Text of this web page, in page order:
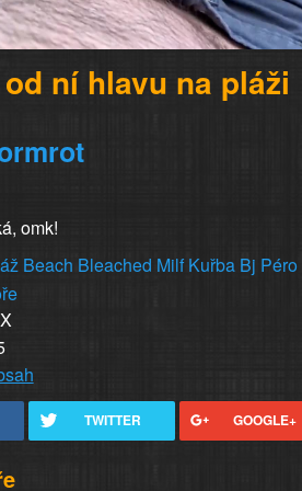
ní hlavu na pláži
omk!
Beach Bleached Milf Kuřba Bj Péro
TWITTER GOOGLE+